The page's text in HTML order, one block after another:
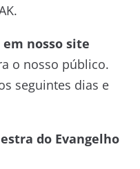
em nosso site
o nosso público.
seguintes dias e
do Evangelho